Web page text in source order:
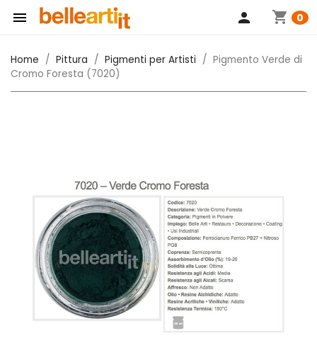
 shopping_cart 0
person
Home Pittura Pigmenti per Artisti
Pigmento Verde di
Cromo Foresta (7020)